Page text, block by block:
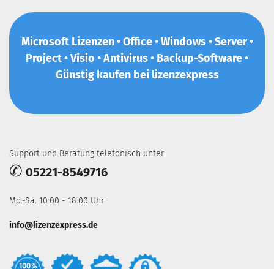
Microsoft Lizenzen • Office • Windows • Server •
Project • Visio • Antivirus • Backup-Software •
Günstig kaufen bei lizenzexpress
Support und Beratung telefonisch unter:
✆ 05221-8549716
Mo.-Sa. 10:00 - 18:00 Uhr
info@lizenzexpress.de